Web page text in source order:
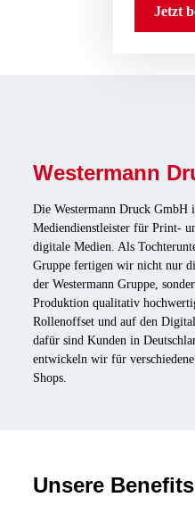
Jetzt
Westermann
Die Westermann Druck GmbH
Mediendienstleister für Print-
digitale Medien. Als
Gruppe fertigen wir nicht nur
der Westermann Gruppe,
Produktion qualitativ
Rollenoffset und auf den
dafür sind Kunden in
entwickeln wir für
Shops.
Unsere Benefits